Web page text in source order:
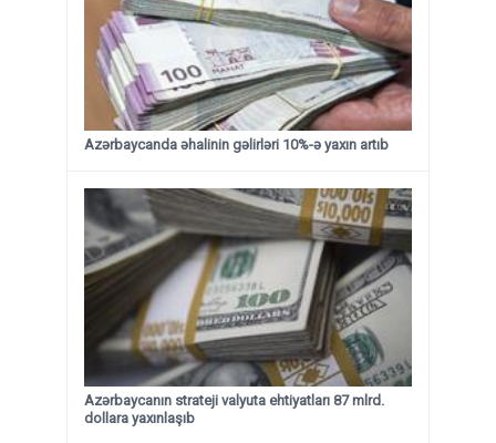
Azərbaycanda əhalinin gəlirləri 10%-ə yaxın artıb
Azərbaycanın strateji valyuta ehtiyatları 87 mlrd.
dollara yaxınlaşıb